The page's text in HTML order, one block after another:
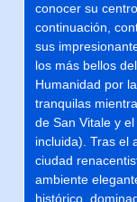
conocer su
continuación,
sus
los más bellos
Humanidad por
tranquilas
de San Vitale y
incluida). Tras el
ciudad
ambiente
histórico,